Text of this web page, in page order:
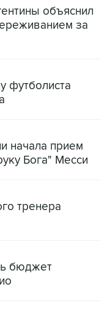
объяснил
за
футболиста
начала прием
Бога" Месси
тренера
бюджет